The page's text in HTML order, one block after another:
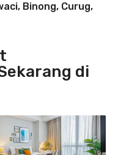
Binong, Curug,
di